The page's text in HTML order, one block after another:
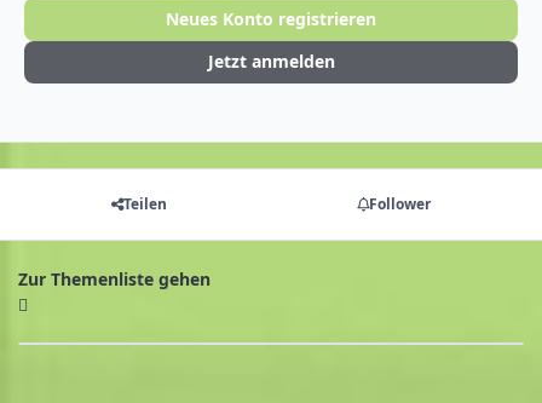
Neues Konto registrieren
Jetzt anmelden
Teilen Follower
Zur Themenliste gehen